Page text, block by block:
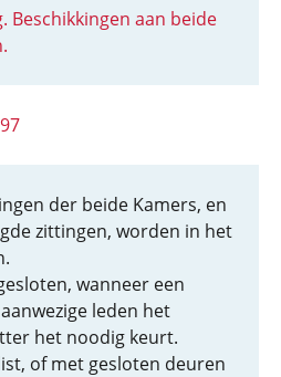
Beschikkingen aan beide
97
der beide Kamers, en
zittingen, worden in het
wanneer een
leden het
het noodig keurt.
of met gesloten deuren